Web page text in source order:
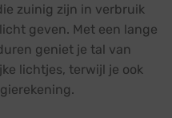
zuinig zijn in verbruik
geven. Met een lange
geniet je tal van
lichtjes, terwijl je ook